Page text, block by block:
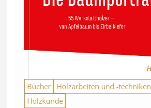
Bücher
Holzarbeiten und -techniken
Holzkunde